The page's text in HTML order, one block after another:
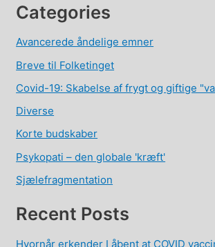
Categories
Avancerede åndelige emner
Breve til Folketinget
Covid-19: Skabelse af frygt og giftige
Diverse
Korte budskaber
Psykopati – den globale 'kræft'
Sjælefragmentation
Recent Posts
Hvornår erkender I åbent at COVID